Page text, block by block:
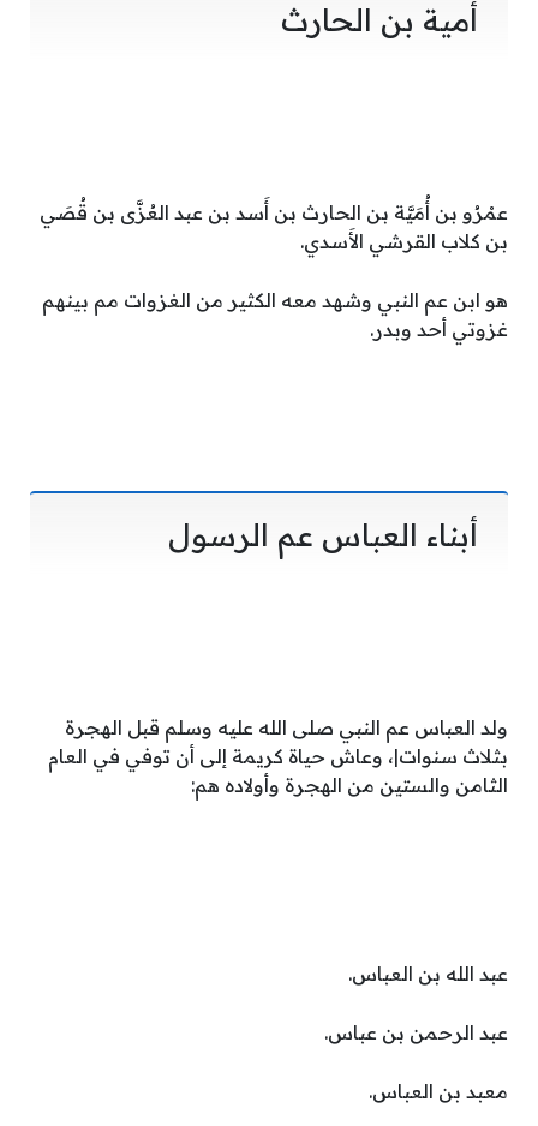
أمية بن الحارث
عمْرُو بن أُمَيَّة بن الحارث بن أَسد بن عبد العُزَّى بن قُصَي
بن كلاب القرشي الأَسدي.
هو ابن عم النبي وشهد معه الكثير من الغزوات مم بينهم
غزوتي أحد وبدر.
أبناء العباس عم الرسول
ولد العباس عم النبي صلى الله عليه وسلم قبل الهجرة
بثلاث سنوات|، وعاش حياة كريمة إلى أن توفي في العام
الثامن والستين من الهجرة وأولاده هم:
عبد الله بن العباس.
عبد الرحمن بن عباس.
معبد بن العباس.